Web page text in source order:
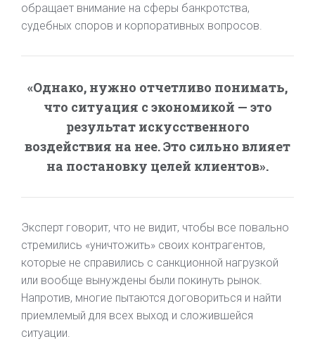
обращает внимание на сферы банкротства,
судебных споров и корпоративных вопросов.
«Однако, нужно отчетливо понимать,
что ситуация с экономикой — это
результат искусственного
воздействия на нее. Это сильно влияет
на постановку целей клиентов».
Эксперт говорит, что не видит, чтобы все повально
стремились «уничтожить» своих контрагентов,
которые не справились с санкционной нагрузкой
или вообще вынуждены были покинуть рынок.
Напротив, многие пытаются договориться и найти
приемлемый для всех выход и сложившейся
ситуации.